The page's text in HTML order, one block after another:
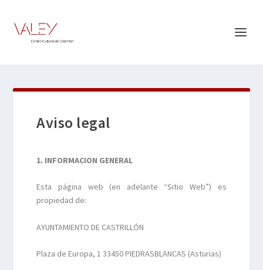
Aviso legal
1. INFORMACION GENERAL
Esta página web (en adelante “Sitio Web”) es
propiedad de:
AYUNTAMIENTO DE CASTRILLÓN
Plaza de Europa, 1 33450 PIEDRASBLANCAS (Asturias)